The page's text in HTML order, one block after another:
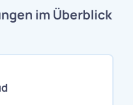
im Überblick